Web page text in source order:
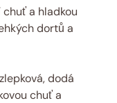
a hladkou
dortů a
dodá
chuť a